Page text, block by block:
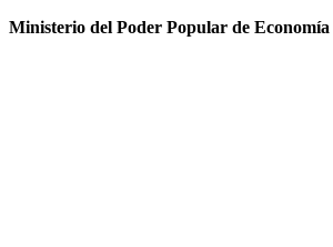
Ministerio del Poder Popular de Economía